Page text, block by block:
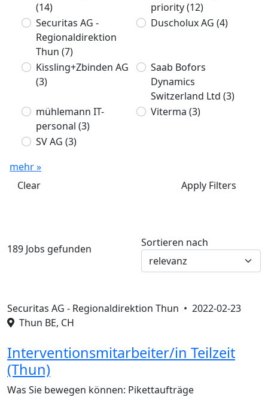
(14)
priority(12)
Securitas AG -
Regionaldirektion
Thun (7)
Duscholux AG (4)
Kissling+Zbinden AG
(3)
Saab Bofors
Dynamics
Switzerland Ltd (3)
mühlemann IT-
personal (3)
Viterma (3)
SV AG (3)
mehr »
Clear
Apply Filters
189 Jobs gefunden Sortieren nach
Securitas AG - Regionaldirektion Thun • 2022-02-23
Thun BE, CH
Interventionsmitarbeiter/in Teilzeit
(Thun)
Was Sie bewegen können: Pikettaufträge